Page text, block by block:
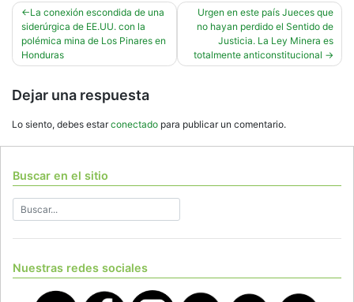
Navegación
de
entradas
La conexión escondida de una
siderúrgica de EE.UU. con la
polémica mina de Los Pinares en
Honduras
Urgen en este país Jueces que
no hayan perdido el Sentido de
Justicia. La Ley Minera es
totalmente anticonstitucional
Dejar una respuesta
Lo siento, debes estarconectado para publicar un comentario.
Buscar en el sitio
Nuestras redes sociales